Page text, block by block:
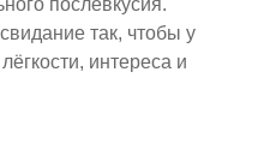
послевкусия.
так, чтобы у
интереса и